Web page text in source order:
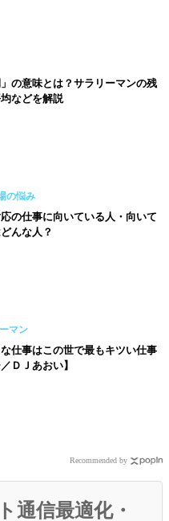
」の意味とは？サラリーマンの残
などを解説
の悩み
の仕事に向いている人・向いて
んな人？
マン
仕事はこの世で最もキツい仕事
ＤＪあおい】
Recommended by
通信最適化・